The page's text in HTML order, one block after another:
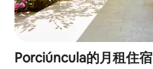
Porciúncula的月租住宿